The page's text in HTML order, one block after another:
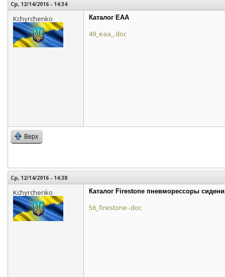
Ср, 12/14/2016 - 14:34
Kchyrchenko Каталог EAA
49_eaa_.doc
Верх
Ср, 12/14/2016 - 14:38
Kchyrchenko Каталог Firestone пневморессоры
56_firestone-.doc